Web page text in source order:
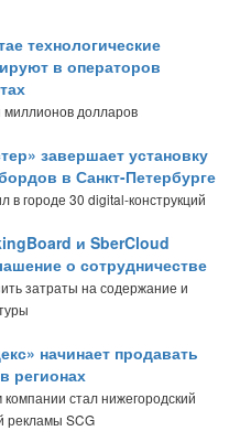
технологические
в операторов
миллионов долларов
завершает установку
в Санкт-Петербурге
в городе 30 digital-конструкций
и SberCloud
о сотрудничестве
затраты на содержание и
начинает продавать
регионах
стал нижегородский
рекламы SCG